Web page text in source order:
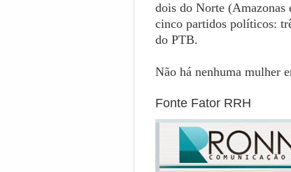
dois do Norte (Amazonas
cinco partidos políticos:
do PTB.
Não há nenhuma mulher
Fonte Fator RRH